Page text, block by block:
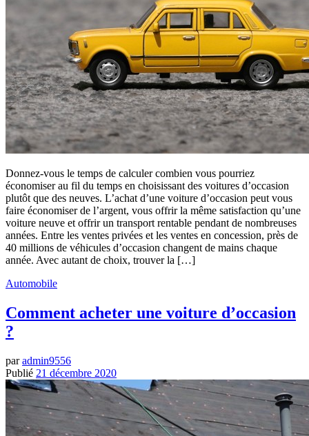
Donnez-vous le temps de calculer combien vous pourriez
économiser au fil du temps en choisissant des voitures d’occasion
plutôt que des neuves. L’achat d’une voiture d’occasion peut vous
faire économiser de l’argent, vous offrir la même satisfaction qu’une
voiture neuve et offrir un transport rentable pendant de nombreuses
années. Entre les ventes privées et les ventes en concession, près de
40 millions de véhicules d’occasion changent de mains chaque
année. Avec autant de choix, trouver la […]
Automobile
Comment acheter une voiture d’occasion
?
paradmin9556
Publié 21 décembre 2020